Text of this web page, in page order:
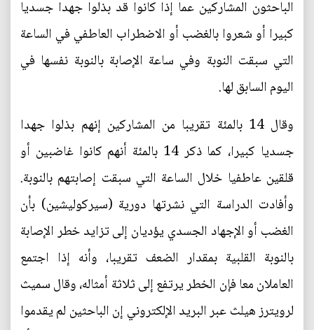
الباحثون المشاركين عما إذا كانوا قد بذلوا جهدا جسديا
كبيرا أو شعروا بالغضب أو الاضطراب العاطفي في الساعة
التي سبقت النوبة وفي ساعة الإصابة بالنوبة نفسها في
اليوم السابق لها.
وقال 14 بالمئة تقريبا من المشاركين إنهم بذلوا جهدا
جسديا كبيرا، كما ذكر 14 بالمئة أنهم كانوا غاضبين أو
قلقين عاطفيا خلال الساعة التي سبقت إصابتهم بالنوبة.
وأفادت الدراسة التي نشرتها دورية (سيركوليشين) بأن
الغضب أو الإجهاد الجسدي يؤديان إلى تزايد خطر الإصابة
بالنوبة القلبية بمقدار الضعف تقريبا، وأنه إذا اجتمع
العاملان معا فإن الخطر يرتفع إلى ثلاثة أمثاله، وقال سميث
لرويترز هيلث عبر البريد الإلكتروني إن الباحثين لم يقدموا